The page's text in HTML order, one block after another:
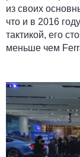
из своих
что и в 2016
тактикой, его
меньше чем